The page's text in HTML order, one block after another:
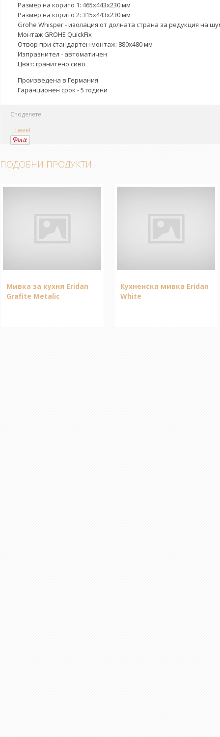
Размер на корито 1: 465x443x230 мм
Размер на корито 2: 315x443x230 мм
Grohe Whisper - изолация от долната страна за редукция на
Монтаж GROHE QuickFix
Отвор при стандартен монтаж: 880x480 мм
Изпразнител - автоматичен
Цвят: гранитено сиво
Произведена в Германия
Гаранционен срок - 5 години
Споделете:
Tweet
ПОДОБНИ ПРОДУКТИ
Мивка за кухня Eridan
Grafite Metalic
Кухненска мивка Eridan
White